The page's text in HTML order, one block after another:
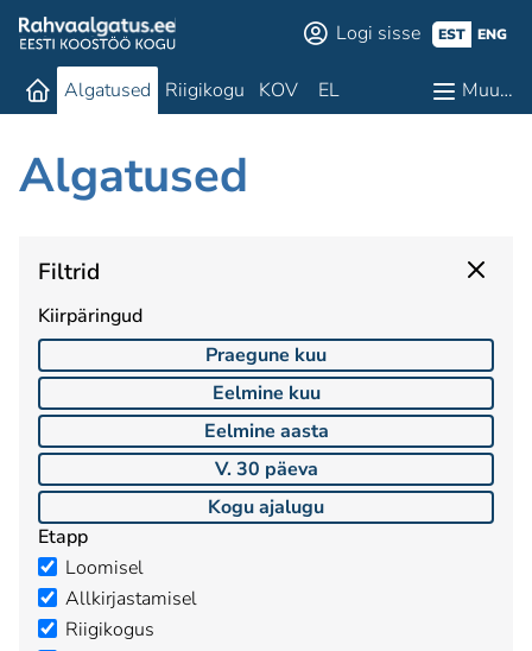
Logi sisse EST ENG
Algatused Riigikogu KOV EL Muu…
Algatused
Filtrid
Kiirpäringud
Praegune kuu
Eelmine kuu
Eelmine aasta
V. 30 päeva
Kogu ajalugu
Etapp
Loomisel
Allkirjastamisel
Riigikogus